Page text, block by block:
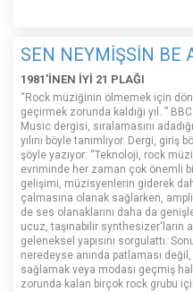
SEN NEYMİŞSİN BE
1981'İNEN İYİ 21 PLAĞI
“Rock müziğinin ölmemek için
geçirmek zorunda kaldığı yıl. ”
Music dergisi, sıralamasını
yılını böyle tanımlıyor. Dergi, giriş
şöyle yazıyor: “Teknoloji, rock
evriminde her zaman çok önemli
gelişimi, müzisyenlerin giderek
çalmasına olanak sağlarken,
de ses olanaklarını daha da
ucuz, taşınabilir synthesizer'ların
geleneksel yapısını sorgulattı.
neredeyse anında patlaması
sağlamak veya modası geçmiş
zorunda kalan birçok rock grubu